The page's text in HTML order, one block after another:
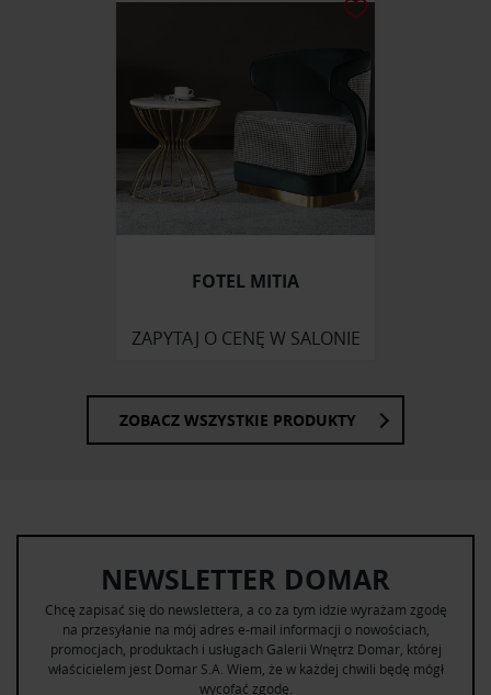
FOTEL MITIA
ZAPYTAJ O CENĘ W SALONIE
ZOBACZ WSZYSTKIE PRODUKTY
NEWSLETTER DOMAR
Chcę zapisać się do newslettera, a co za tym idzie wyrażam zgodę
na przesyłanie na mój adres e-mail informacji o nowościach,
promocjach, produktach i usługach Galerii Wnętrz Domar, której
właścicielem jest Domar S.A. Wiem, że w każdej chwili będę mógł
wycofać zgodę.